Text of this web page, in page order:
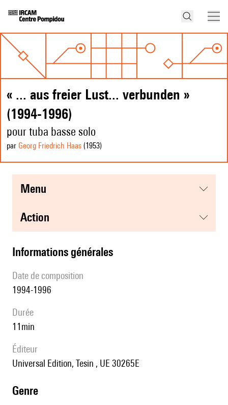
« ... aus freier Lust... verbunden »
(1994-1996)
pour tuba basse solo
par Georg Friedrich Haas (1953)
menu
action
informations générales
date de composition
1994-1996
durée
11min
éditeur
Universal Edition, Tesin , UE 30265E
genre